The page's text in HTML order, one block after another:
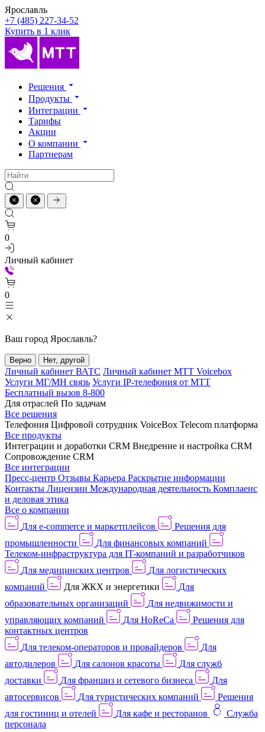
Ярославль
+7 (485) 227-34-52
Купить в 1 клик
Решения
Продукты
Интеграции
Тарифы
Акции
О компании
Партнерам
0
Личный кабинет
0
Ваш город Ярославль?
Верно Нет, другой
Личный кабинет ВАТС Личный кабинет МТТ Voicebox
Услуги МГ/МН связь Услуги IP-телефония от МТТ
Бесплатный вызов 8-800
Для отраслей По задачам
Все решения
Телефония Цифровой сотрудник VoiceBox Telecom платформа
Все продукты
Интеграции и доработки CRM Внедрение и настройка CRM
Сопровождение CRM
Все интеграции
Пресс-центр Отзывы Карьера Раскрытие информации
Контакты Лицензии Международная деятельность Комплаенс
и деловая этика
Все о компании
Для e-commerce и маркетплейсов
Решения для
промышленности
Для финансовых компаний
Телеком-инфраструктура для IT-компаний и разработчиков
Для медицинских центров
Для логистических
компаний
Для ЖКХ и энергетики
Для
образовательных организаций
Для недвижимости и
управляющих компаний
Для HoReCa
Решения для
контактных центров
Для телеком-операторов и провайдеров
Для
автодилеров
Для салонов красоты
Для служб
доставки
Для франшиз и сетевого бизнеса
Для
автосервисов
Для туристических компаний
Решения
для гостиниц и отелей
Для кафе и ресторанов
Служба
персонала